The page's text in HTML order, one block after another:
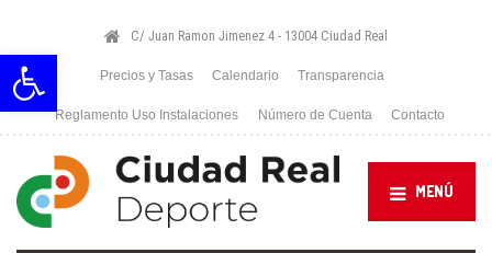
Abrir barra de herramientas
C/ Juan Ramon Jimenez 4 - 13004 Ciudad Real
Precios y Tasas Calendario Transparencia
Reglamento Uso Instalaciones Número de Cuenta Contacto
MENÚ